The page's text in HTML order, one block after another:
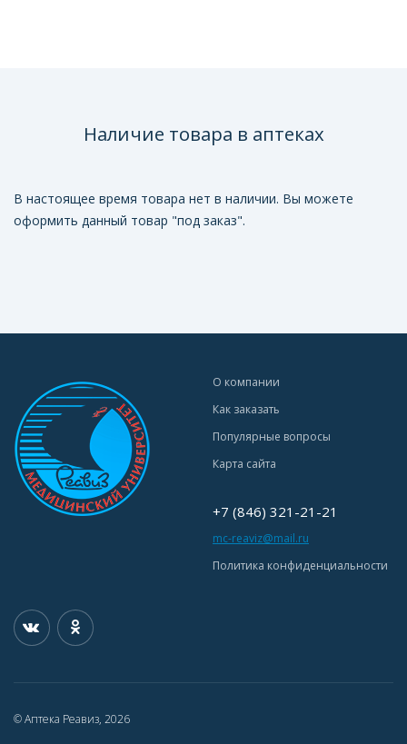
Наличие товара в аптеках
В настоящее время товара нет в наличии. Вы можете
оформить данный товар "под заказ".
О компании
Как заказать
Популярные вопросы
Карта сайта
+7 (846) 321-21-21
mc-reaviz@mail.ru
Политика конфиденциальности
© Аптека Реавиз, 2026